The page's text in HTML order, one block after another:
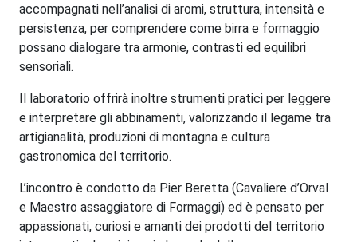
accompagnati nell’analisi di aromi, struttura, intensità e
persistenza, per comprendere come birra e formaggio
possano dialogare tra armonie, contrasti ed equilibri
sensoriali.
Il laboratorio offrirà inoltre strumenti pratici per leggere
e interpretare gli abbinamenti, valorizzando il legame tra
artigianalità, produzioni di montagna e cultura
gastronomica del territorio.
L’incontro è condotto da Pier Beretta (Cavaliere d’Orval
e Maestro assaggiatore di Formaggi) ed è pensato per
appassionati, curiosi e amanti dei prodotti del territorio